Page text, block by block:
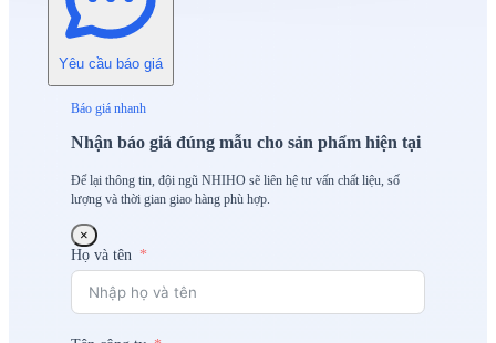
Yêu cầu báo giá
Báo giá nhanh
Nhận báo giá đúng mẫu cho sản phẩm hiện tại
Để lại thông tin, đội ngũ NHIHO sẽ liên hệ tư vấn chất liệu, số
lượng và thời gian giao hàng phù hợp.
×
Họ và tên